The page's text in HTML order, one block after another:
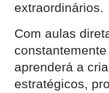
extraordinários.
Com aulas
aprenderá a
estratégicos,